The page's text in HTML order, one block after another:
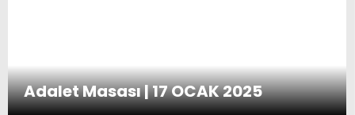
Adalet Masası | 17 OCAK 2025